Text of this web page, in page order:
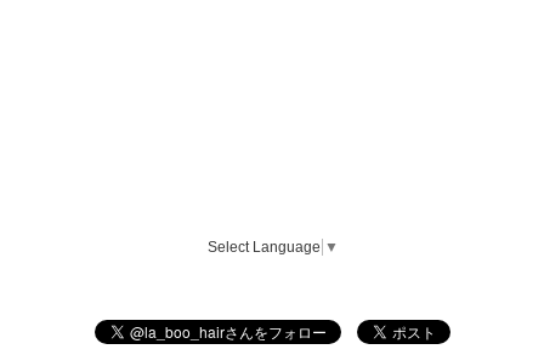
Select Language ▼